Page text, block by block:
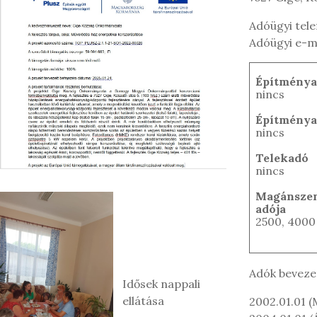
Idősek nappali
ellátása
Adóügyi
Adóügyi e-
nincs
nincs
Telekadó
nincs
adója
2500,
Adók
2002.01.01